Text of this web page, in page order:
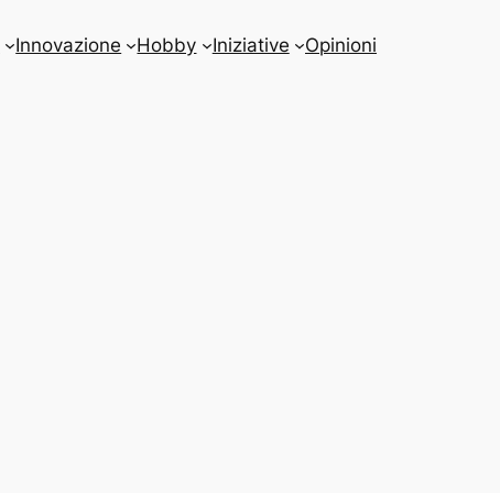
Innovazione Hobby Iniziative Opinioni